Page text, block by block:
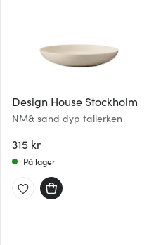
Design House Stockholm
NM& sand dyp tallerken
315 kr
På lager